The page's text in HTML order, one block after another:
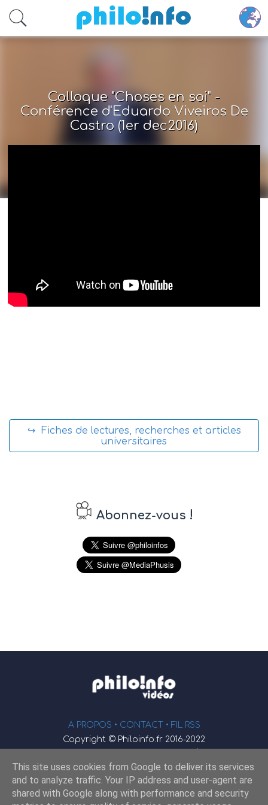
Accéder au contenu principal
Colloque "Choses en soi" -
Conférence d'Eduardo Viveiros De
Castro (1er dec2016)
↪ Fiches de lectures, recherches et articles
universitaires
Abonnez-vous !
A PROPOS • CONTACT • FIL RSS
Copyright © Philoinfo.fr 2016-2022
φ
Webmaster : JEND
This site uses cookies from Google to deliver its services
and to analyze traffic. Your IP address and user-agent are
shared with Google along with performance and security